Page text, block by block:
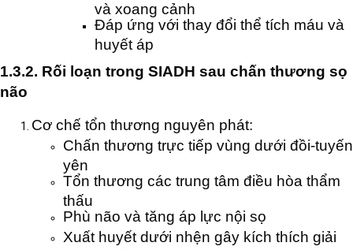
và xoang cảnh
Đáp ứng với thay đổi thể tích máu và
huyết áp
1.3.2. Rối loạn trong SIADH sau chấn thương sọ
não
Cơ chế tổn thương nguyên phát:
Chấn thương trực tiếp vùng dưới đồi-tuyến
yên
Tổn thương các trung tâm điều hòa thẩm
thấu
Phù não và tăng áp lực nội sọ
Xuất huyết dưới nhện gây kích thích giải